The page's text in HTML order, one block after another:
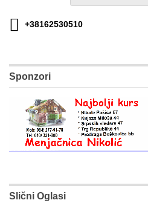
+38162530510
Sponzori
Slični Oglasi